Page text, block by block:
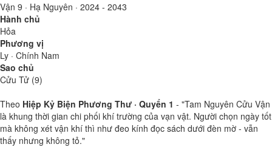
Vận 9 · Hạ Nguyên · 2024 - 2043
Hành chủ
Hỏa
Phương vị
Ly · Chính Nam
Sao chủ
Cửu Tử (9)
Theo Hiệp Kỷ Biện Phương Thư · Quyển 1 - "Tam Nguyên Cửu Vận
là khung thời gian chi phối khí trường của vạn vật. Người chọn ngày tốt
mà không xét vận khí thì như đeo kính đọc sách dưới đèn mờ - vẫn
thấy nhưng không tỏ."